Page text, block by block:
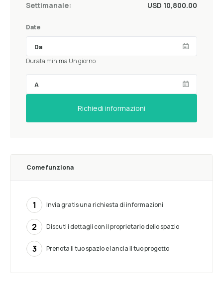
Settimanale:
USD 10,800.00
Date
Durata minima Un giorno
Richiedi informazioni
Come funziona
1 Invia gratis una richiesta di informazioni
2 Discuti i dettagli con il proprietario dello spazio
3 Prenota il tuo spazio e lancia il tuo progetto